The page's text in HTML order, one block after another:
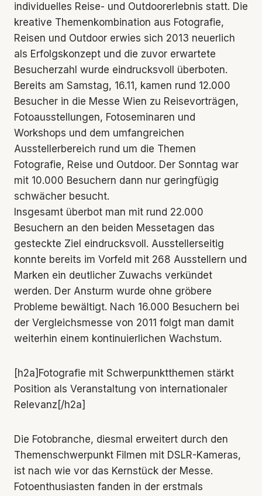
individuelles Reise- und Outdoorerlebnis statt. Die
kreative Themenkombination aus Fotografie,
Reisen und Outdoor erwies sich 2013 neuerlich
als Erfolgskonzept und die zuvor erwartete
Besucherzahl wurde eindrucksvoll überboten.
Bereits am Samstag, 16.11, kamen rund 12.000
Besucher in die Messe Wien zu Reisevorträgen,
Fotoausstellungen, Fotoseminaren und
Workshops und dem umfangreichen
Ausstellerbereich rund um die Themen
Fotografie, Reise und Outdoor. Der Sonntag war
mit 10.000 Besuchern dann nur geringfügig
schwächer besucht.
Insgesamt überbot man mit rund 22.000
Besuchern an den beiden Messetagen das
gesteckte Ziel eindrucksvoll. Ausstellerseitig
konnte bereits im Vorfeld mit 268 Ausstellern und
Marken ein deutlicher Zuwachs verkündet
werden. Der Ansturm wurde ohne gröbere
Probleme bewältigt. Nach 16.000 Besuchern bei
der Vergleichsmesse von 2011 folgt man damit
weiterhin einem kontinuierlichen Wachstum.
[h2a]Fotografie mit Schwerpunktthemen stärkt
Position als Veranstaltung von internationaler
Relevanz[/h2a]
Die Fotobranche, diesmal erweitert durch den
Themenschwerpunkt Filmen mit DSLR-Kameras,
ist nach wie vor das Kernstück der Messe.
Fotoenthusiasten fanden in der erstmals